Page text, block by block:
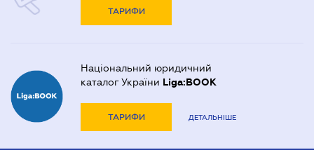
ТАРИФИ
Національний юридичний
каталог України Liga:BOOK
ТАРИФИ ДЕТАЛЬНІШЕ